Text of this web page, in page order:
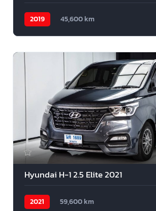
2019 45,600 km
Hyundai H-1 2.5 Elite 2021
2021 59,600 km